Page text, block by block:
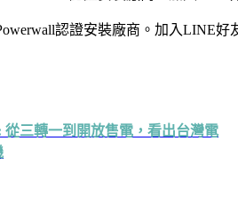
認證安裝廠商。加入LINE
從三轉一到開放售電，看出台灣電